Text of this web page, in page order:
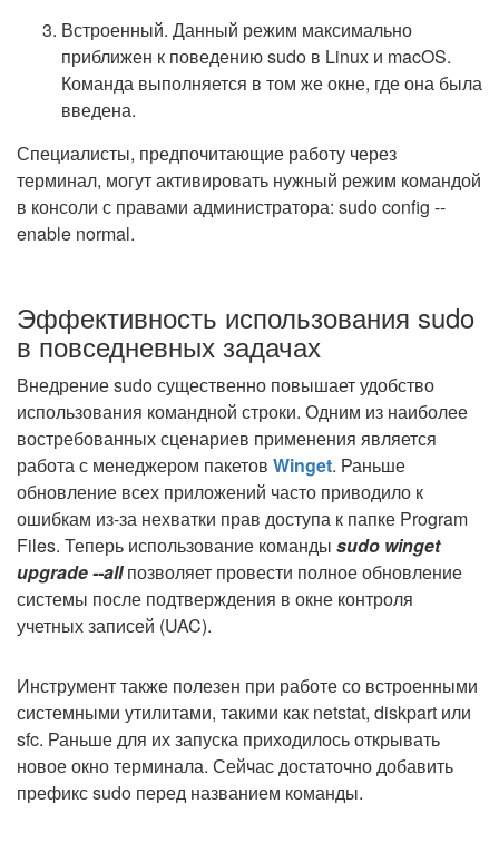
Встроенный. Данный режим максимально
приближен к поведению sudo в Linux и macOS.
Команда выполняется в том же окне, где она была
введена.
Специалисты, предпочитающие работу через
терминал, могут активировать нужный режим командой
в консоли с правами администратора: sudo config --
enable normal.
Эффективность использования sudo
в повседневных задачах
Внедрение sudo существенно повышает удобство
использования командной строки. Одним из наиболее
востребованных сценариев применения является
работа с менеджером пакетов Winget. Раньше
обновление всех приложений часто приводило к
ошибкам из-за нехватки прав доступа к папке Program
Files. Теперь использование команды sudo winget
upgrade --allпозволяет провести полное обновление
системы после подтверждения в окне контроля
учетных записей (UAC).
Инструмент также полезен при работе со встроенными
системными утилитами, такими как netstat, diskpart или
sfc. Раньше для их запуска приходилось открывать
новое окно терминала. Сейчас достаточно добавить
префикс sudo перед названием команды.